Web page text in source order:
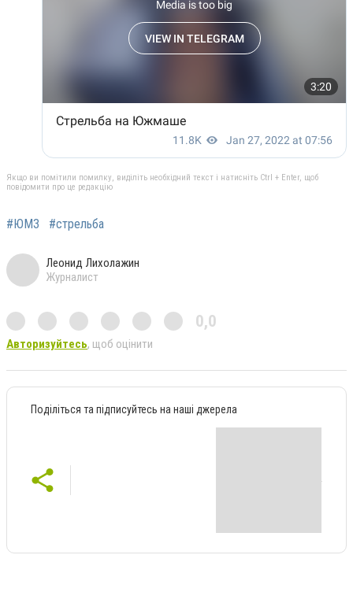
Якщо ви помітили помилку, виділіть необхідний текст і натисніть Ctrl + Enter, щоб
повідомити про це редакцію
#ЮМЗ #стрельба
Леонид Лихолажин
Журналист
0,0
Авторизуйтесь, щоб оцінити
Поділіться та підписуйтесь на наші джерела